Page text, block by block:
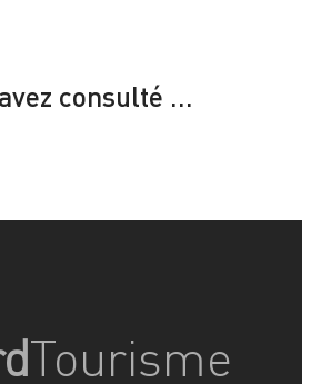
consulté …
Tourisme